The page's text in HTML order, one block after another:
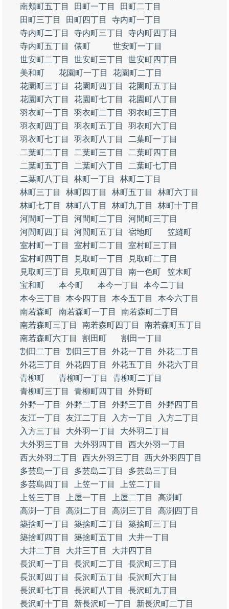
南頬町五丁目
田町一丁目
田町二丁目
田町三丁目
田町四丁目
寺内町一丁目
寺内町二丁目
寺内町三丁目
寺内町四丁目
寺内町五丁目
俵町
世安町一丁目
世安町二丁目
世安町三丁目
世安町四丁目
美和町
花園町一丁目
花園町二丁目
花園町三丁目
花園町四丁目
花園町五丁目
花園町六丁目
花園町七丁目
花園町八丁目
羽衣町一丁目
羽衣町二丁目
羽衣町三丁目
羽衣町四丁目
羽衣町五丁目
羽衣町六丁目
羽衣町七丁目
羽衣町八丁目
二葉町一丁目
二葉町二丁目
二葉町三丁目
二葉町四丁目
二葉町五丁目
二葉町六丁目
二葉町七丁目
二葉町八丁目
林町一丁目
林町二丁目
林町三丁目
林町四丁目 林町五丁目
林町六丁目
林町七丁目
林町八丁目 林町九丁目
林町十丁目
河間町一丁目
河間町二丁目
河間町三丁目
河間町四丁目
河間町五丁目 宿地町
笠縫町
室村町一丁目
室村町二丁目
室村町三丁目
室村町四丁目
見取町一丁目
見取町二丁目
見取町三丁目
見取町四丁目 南一色町
笠木町
宝和町
本今町 本今一丁目
本今二丁目
本今三丁目
本今四丁目 本今五丁目
本今六丁目
南若森町
南若森町一丁目
南若森町二丁目
南若森町三丁目
南若森町四丁目
南若森町五丁目
南若森町六丁目
割田町
割田一丁目
割田二丁目
割田三丁目 外花一丁目
外花二丁目
外花三丁目
外花四丁目 外花五丁目
外花六丁目
青柳町
青柳町一丁目
青柳町二丁目
青柳町三丁目
青柳町四丁目
外野町
外野一丁目
外野二丁目 外野三丁目
外野四丁目
友江一丁目
友江二丁目 入方一丁目
入方二丁目
入方三丁目
大外羽一丁目
大外羽二丁目
大外羽三丁目
大外羽四丁目
西大外羽一丁目
西大外羽二丁目
西大外羽三丁目
西大外羽四丁目
多芸島一丁目
多芸島二丁目
多芸島三丁目
多芸島四丁目
上笠一丁目
上笠二丁目
上笠三丁目
上屋一丁目 上屋二丁目
高渕町
高渕一丁目
高渕二丁目 高渕三丁目
高渕四丁目
築捨町一丁目
築捨町二丁目
築捨町三丁目
築捨町四丁目
築捨町五丁目
大井一丁目
大井二丁目
大井三丁目
大井四丁目
長沢町一丁目
長沢町二丁目
長沢町三丁目
長沢町四丁目
長沢町五丁目
長沢町六丁目
長沢町七丁目
長沢町八丁目
長沢町九丁目
長沢町十丁目
新長沢町一丁目
新長沢町二丁目